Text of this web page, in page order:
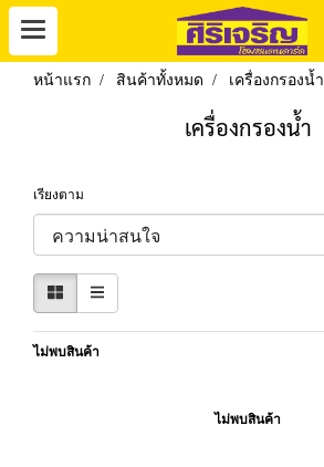
หน้าแรก สินค้าทั้งหมด เครื่องกรองน้ำ
เครื่องกรองน้ำ
เรียงตาม
ไม่พบสินค้า
ไม่พบสินค้า